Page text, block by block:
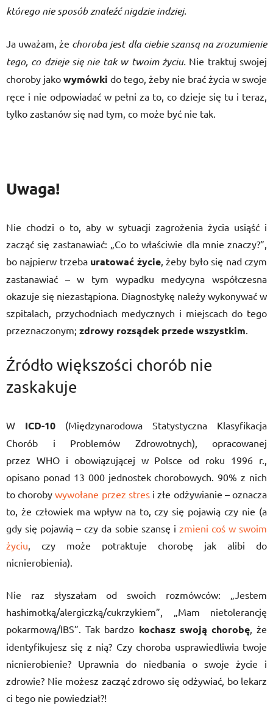
którego nie sposób znaleźć nigdzie indziej.
Ja uważam, że choroba jest dla ciebie szansą na zrozumienie
tego, co dzieje się nie tak w twoim życiu. Nie traktuj swojej
choroby jako wymówki do tego, żeby nie brać życia w swoje
ręce i nie odpowiadać w pełni za to, co dzieje się tu i teraz,
tylko zastanów się nad tym, co może być nie tak.
Uwaga!
Nie chodzi o to, aby w sytuacji zagrożenia życia usiąść i
zacząć się zastanawiać: „Co to właściwie dla mnie znaczy?”,
bo najpierw trzeba uratować życie, żeby było się nad czym
zastanawiać – w tym wypadku medycyna współczesna
okazuje się niezastąpiona. Diagnostykę należy wykonywać w
szpitalach, przychodniach medycznych i miejscach do tego
przeznaczonym; zdrowy rozsądek przede wszystkim.
Źródło większości chorób nie
zaskakuje
W ICD-10 (Międzynarodowa Statystyczna Klasyfikacja
Chorób i Problemów Zdrowotnych), opracowanej
przez WHO i obowiązującej w Polsce od roku 1996 r.,
opisano ponad 13 000 jednostek chorobowych. 90% z nich
to chorobywywołane przez stresi złe odżywianie – oznacza
to, że człowiek ma wpływ na to, czy się pojawią czy nie (a
gdy się pojawią – czy da sobie szansę i zmieni coś w swoim
życiu, czy może potraktuje chorobę jak alibi do
nicnierobienia).
Nie raz słyszałam od swoich rozmówców: „Jestem
hashimotką/alergiczką/cukrzykiem”, „Mam nietolerancję
pokarmową/IBS”. Tak bardzo kochasz swoją chorobę, że
identyfikujesz się z nią? Czy choroba usprawiedliwia twoje
nicnierobienie? Uprawnia do niedbania o swoje życie i
zdrowie? Nie możesz zacząć zdrowo się odżywiać, bo lekarz
ci tego nie powiedział?!